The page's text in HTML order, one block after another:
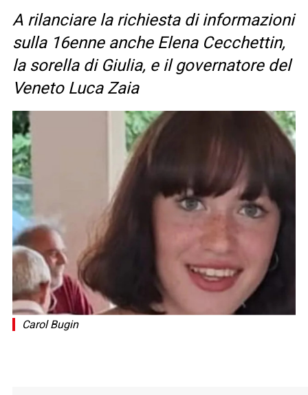
A rilanciare la richiesta di informazioni
sulla 16enne anche Elena Cecchettin,
la sorella di Giulia, e il governatore del
Veneto Luca Zaia
Carol Bugin